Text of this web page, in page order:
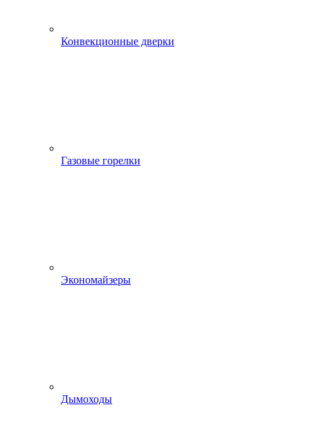
Конвекционные дверки
Газовые горелки
Экономайзеры
Дымоходы